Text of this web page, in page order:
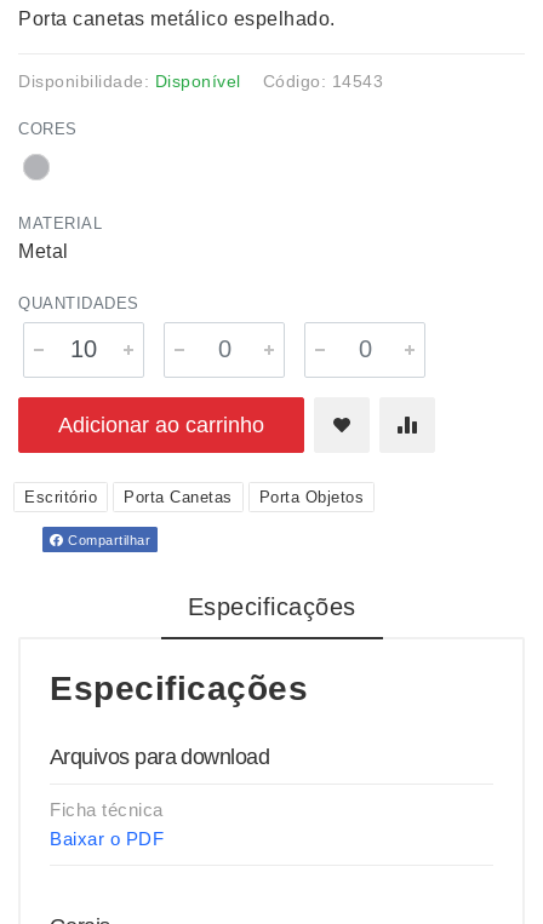
Porta canetas metálico espelhado.
Disponibilidade: Disponível Código: 14543
CORES
MATERIAL
Metal
QUANTIDADES
Adicionar ao carrinho
Escritório Porta Canetas Porta Objetos
Compartilhar
Especificações
Especificações
Arquivos para download
Ficha técnica
Baixar o PDF